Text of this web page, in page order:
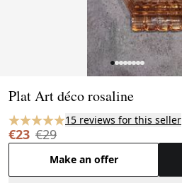
Plat Art déco rosaline
15 reviews for this seller
€23 €29
Make an offer